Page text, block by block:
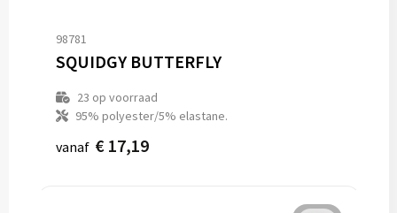
98781
SQUIDGY BUTTERFLY
23 op voorraad
95% polyester/5% elastane.
vanaf € 17,19